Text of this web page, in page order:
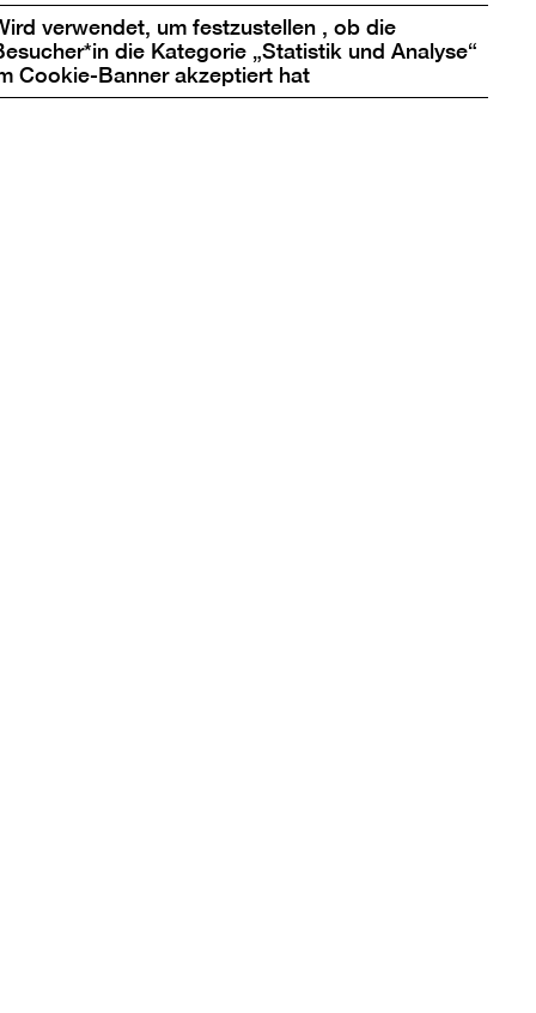
zur Klimasteuerung, Einbruchsicherung
auf 3.000 Quadratmetern weit über 200.000
motorisierte Kompaktanlagen
verwendet, um festzustellen , ob die
die Kategorie „Statistik und Analyse“
Cookie-Banner akzeptiert hat